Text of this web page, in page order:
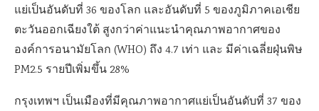
แย่เป็นอันดับที่ 36 ของโลก และอันดับที่ 5 ของภูมิภาคเอเชีย
ตะวันออกเฉียงใต้ สูงกว่าค่าแนะนำคุณภาพอากาศของ
องค์การอนามัยโลก (WHO) ถึง 4.7 เท่า และ มีค่าเฉลี่ยฝุ่นพิษ
PM2.5 รายปีเพิ่มขึ้น 28%
กรุงเทพฯ เป็นเมืองที่มีคุณภาพอากาศแย่เป็นอันดับที่ 37 ของ